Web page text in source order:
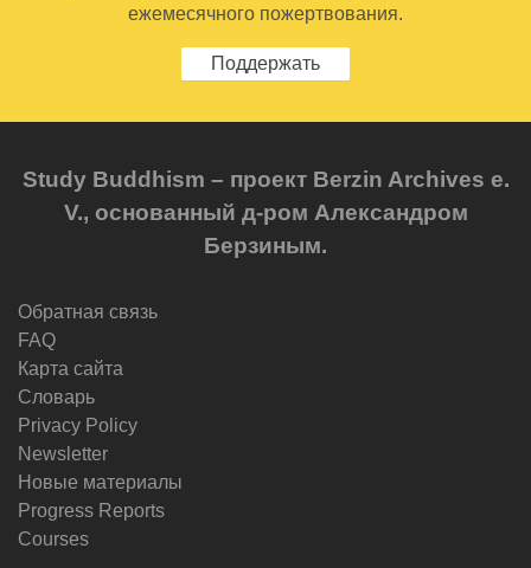
ежемесячного пожертвования.
Поддержать
Study Buddhism – проект Berzin Archives e.
V., основанный д-ром Александром
Берзиным.
Обратная связь
FAQ
Карта сайта
Словарь
Privacy Policy
Newsletter
Новые материалы
Progress Reports
Courses